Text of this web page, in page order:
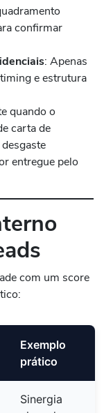
confirmar
: Apenas
e estrutura
quando o
carta de
entregue pelo
com um score
Exemplo
prático
Sinergia